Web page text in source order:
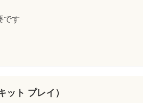
です
ット プレイ）